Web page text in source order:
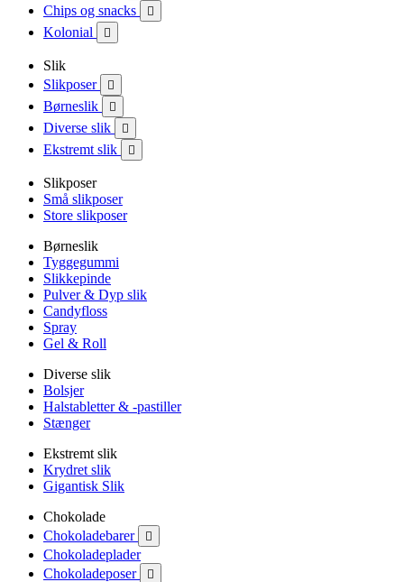
Chips og snacks 
Kolonial 
Slik
Slikposer

Børneslik 
Diverse slik 
Ekstremt slik 
Slikposer
Små slikposer
Store slikposer
Børneslik
Tyggegummi
Slikkepinde
Pulver & Dyp slik
Candyfloss
Spray
Gel & Roll
Diverse slik
Bolsjer
Halstabletter & -pastiller
Stænger
Ekstremt slik
Krydret slik
Gigantisk Slik
Chokolade
Chokoladebarer

Chokoladeplader
Chokoladeposer
